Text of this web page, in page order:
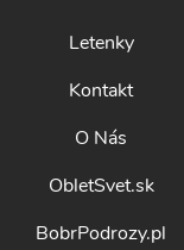
Letenky
Kontakt
O Nás
ObletSvet.sk
BobrPodrozy.pl